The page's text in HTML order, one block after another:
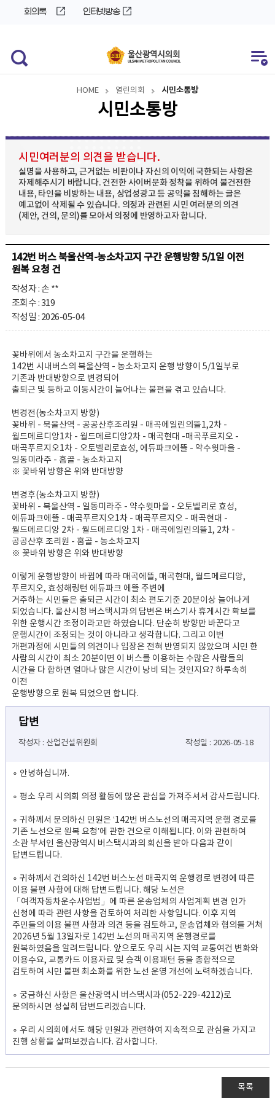
회의록 인터넷방송
HOME 열린의회 시민소통방
시민소통방
시민여러분의 의견을 받습니다.
실명을 사용하고, 근거없는 비판이나 자신의 이익에 국한되는 사항은
자제해주시기 바랍니다. 건전한 사이버문화 정착을 위하여 불건전한
내용, 타인을 비방하는 내용, 상업성광고 등 공익을 침해하는 글은
예고없이 삭제될 수 있습니다. 의정과 관련된 시민 여러분의 의견
(제안, 건의, 문의)를 모아서 의정에 반영하고자 합니다.
142번 버스 북울산역-농소차고지 구간 운행방향 5/1일 이전
원복 요청 건
작성자 : 손 **
조회수 : 319
작성일 : 2026-05-04
꽃바위에서 농소차고지 구간을 운행하는
142번 시내버스의 북울산역 - 농소차고지 운행 방향이 5/1일부로
기존과 반대방향으로 변경되어
출퇴근 및 등하교 이동시간이 늘어나는 불편을 겪고 있습니다.
변경전(농소차고지 방향)
꽃바위 - 북울산역 - 공공산후조리원 - 매곡에일린의뜰1,2차 -
월드메르디앙1차 - 월드메르디앙2차 - 매곡현대 -매곡푸르지오 -
매곡푸르지오1차 - 오토벨리로효성, 에듀파크에뜰 - 약수윗마을 -
일동미라주 - 홈골 - 농소차고지
※ 꽃바위 방향은 위와 반대방향
변경후(농소차고지 방향)
꽃바위 - 북울산역 - 일동미라주 - 약수윗마을 - 오토벨리로 효성,
에듀파크에뜰 - 매곡푸르지오1차 - 매곡푸르지오 - 매곡현대 -
월드메르디앙 2차 - 월드메르디앙 1차 - 매곡에일린의뜰1, 2차 -
공공산후 조리원 - 홈골 - 농소차고지
※ 꽃바위 방향은 위와 반대방향
이렇게 운행방향이 바뀜에 따라 매곡에뜰, 매곡현대, 월드메르디앙,
푸르지오, 효성해링턴 에듀파크 에뜰 주변에
거주하는 시민들은 출퇴근 시간이 최소 편도기준 20분이상 늘어나게
되었습니다. 울산시청 버스택시과의 답변은 버스기사 휴게시간 확보를
위한 운행시간 조정이라고만 하였습니다. 단순히 방향만 바꾼다고
운행시간이 조정되는 것이 아니라고 생각합니다. 그리고 이번
개편과정에 시민들의 의견이나 입장은 전혀 반영되지 않았으며 시민 한
사람의 시간이 최소 20분이면 이 버스를 이용하는 수많은 사람들의
시간을 다 합하면 얼마나 많은 시간이 낭비 되는 것인지요? 하루속히
이전
운행방향으로 원복 되었으면 합니다.
답변
작성자 : 산업건설위원회 작성일 : 2026-05-18
∘ 안녕하십니까.
∘ 평소 우리 시의회 의정 활동에 많은 관심을 가져주셔서 감사드립니다.
∘ 귀하께서 문의하신 민원은 ‘142번 버스노선의 매곡지역 운행 경로를
기존 노선으로 원복 요청’에 관한 건으로 이해됩니다. 이와 관련하여
소관 부서인 울산광역시 버스택시과의 회신을 받아 다음과 같이
답변드립니다.
∘ 귀하께서 건의하신 142번 버스노선 매곡지역 운행경로 변경에 따른
이용 불편 사항에 대해 답변드립니다. 해당 노선은
「여객자동차운수사업법」에 따른 운송업체의 사업계획 변경 인가
신청에 따라 관련 사항을 검토하여 처리한 사항입니다. 이후 지역
주민들의 이용 불편 사항과 의견 등을 검토하고, 운송업체와 협의를 거쳐
2026년 5월 13일자로 142번 노선의 매곡지역 운행경로를
원복하였음을 알려드립니다. 앞으로도 우리 시는 지역 교통여건 변화와
이용수요, 교통카드 이용자료 및 승객 이용패턴 등을 종합적으로
검토하여 시민 불편 최소화를 위한 노선 운영 개선에 노력하겠습니다.
∘ 궁금하신 사항은 울산광역시 버스택시과(052-229-4212)로
문의하시면 성실히 답변드리겠습니다.
∘ 우리 시의회에서도 해당 민원과 관련하여 지속적으로 관심을 가지고
진행 상황을 살펴보겠습니다. 감사합니다.
목록